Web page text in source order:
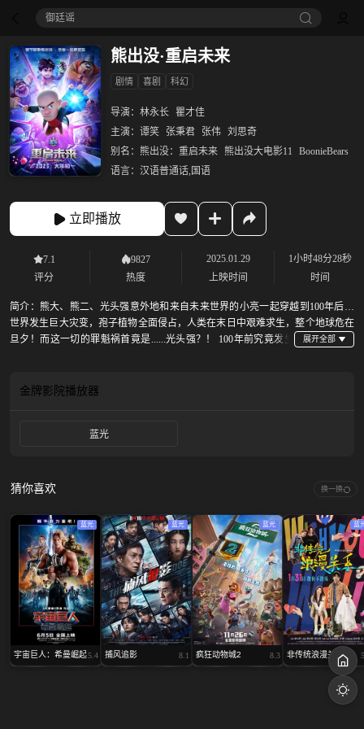
御廷谣‎
熊出没·重启未来
剧情 喜剧 科幻
导演： 林永长 瞿才佳
主演： 谭笑 张秉君 张伟 刘思奇
别名： 熊出没：重启未来 熊出没大电影11
BoonieBears
语言： 汉语普通话,国语
立即播放
7.1
评分
9827
热度
2025.01.29
上映时间
1小时48分28秒
时间
简介： 熊大、熊二、光头强意外地和来自未来世界的小亮一起穿越到100年后：
世界发生巨大灾变，孢子植物全面侵占，人类在末日中艰难求生，整个地球危在
旦夕！而这一切的罪魁祸首竟是......光头强？！ 100年前究竟发生
金牌影院播放器
蓝光
猜你喜欢 换一换
蓝光
宇宙巨人：希曼崛起5.4
蓝光
捕风追影 8.1
蓝光
疯狂动物城2 8.3
蓝
非传统浪漫关系